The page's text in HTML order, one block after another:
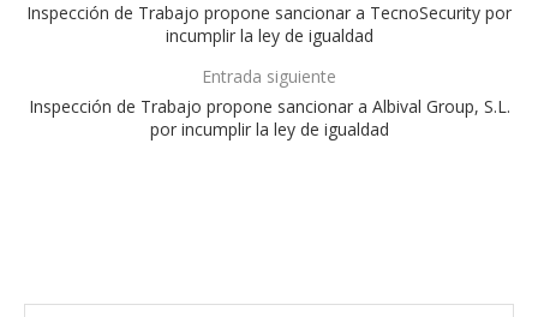
Inspección de Trabajo propone sancionar a TecnoSecurity por
incumplir la ley de igualdad
Entrada siguiente
Inspección de Trabajo propone sancionar a Albival Group, S.L.
por incumplir la ley de igualdad